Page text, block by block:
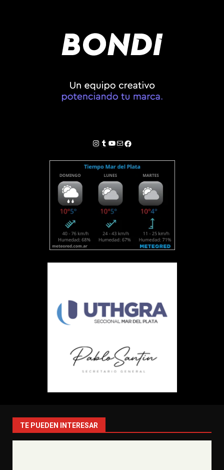
Instagram
Tumblr
YouTube
Correo electrónico
Facebook
TE PUEDEN INTERESAR